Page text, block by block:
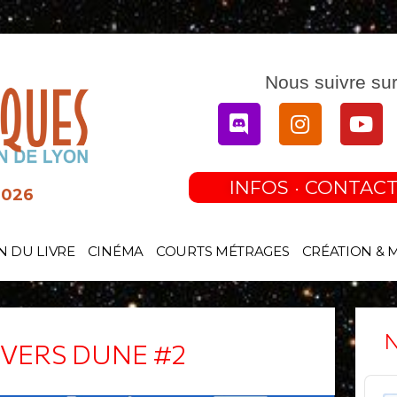
Nous suivre
DiscordInstagram
INFOS ·
DU LIVRE CINÉMA COURTS MÉTRAGES CRÉATION &
DUNE #2